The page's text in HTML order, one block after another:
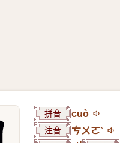
拼音 cuò
注音 ㄘㄨㄛˋ